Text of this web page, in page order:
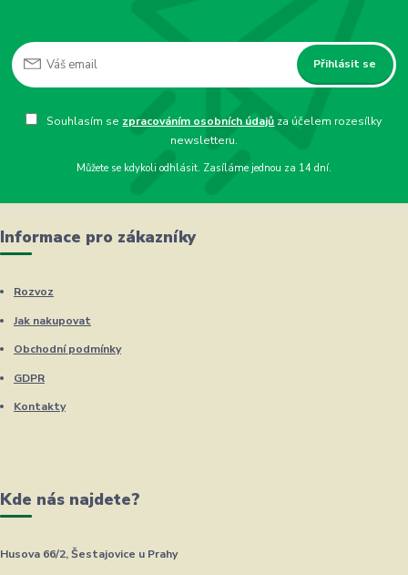
Přihlásit se
Souhlasím se zpracováním osobních údajů za účelem rozesílky
newsletteru.
Můžete se kdykoli odhlásit. Zasíláme jednou za 14 dní.
Informace pro zákazníky
Rozvoz
Jak nakupovat
Obchodní podmínky
GDPR
Kontakty
Kde nás najdete?
Husova 66/2, Šestajovice u Prahy